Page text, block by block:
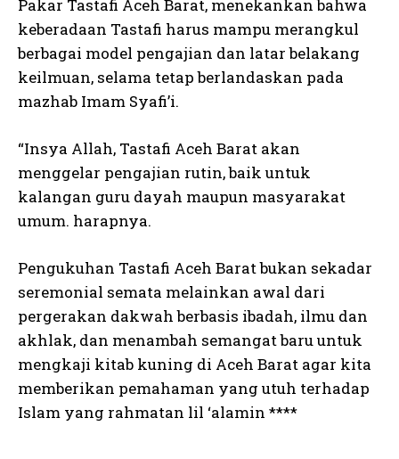
Pakar Tastafi Aceh Barat, menekankan bahwa
keberadaan Tastafi harus mampu merangkul
berbagai model pengajian dan latar belakang
keilmuan, selama tetap berlandaskan pada
mazhab Imam Syafi’i.
“Insya Allah, Tastafi Aceh Barat akan
menggelar pengajian rutin, baik untuk
kalangan guru dayah maupun masyarakat
umum. harapnya.
Pengukuhan Tastafi Aceh Barat bukan sekadar
seremonial semata melainkan awal dari
pergerakan dakwah berbasis ibadah, ilmu dan
akhlak, dan menambah semangat baru untuk
mengkaji kitab kuning di Aceh Barat agar kita
memberikan pemahaman yang utuh terhadap
Islam yang rahmatan lil ‘alamin ****